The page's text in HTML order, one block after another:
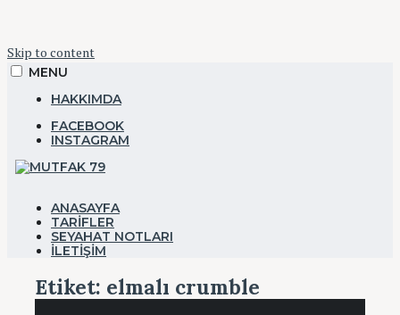
Skip to content
MENU
HAKKIMDA
FACEBOOK
INSTAGRAM
Mutfak 79
YEMEK&SEYAHAT
ANASAYFA
TARIFLER
SEYAHAT NOTLARI
İLETIŞIM
Etiket: elmalı crumble